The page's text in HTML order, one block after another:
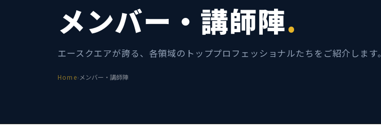
メンバー・講師陣.
エースクエアが誇る、各領域のトッププロフェッショナルたちをご紹介します。
Home› メンバー・講師陣